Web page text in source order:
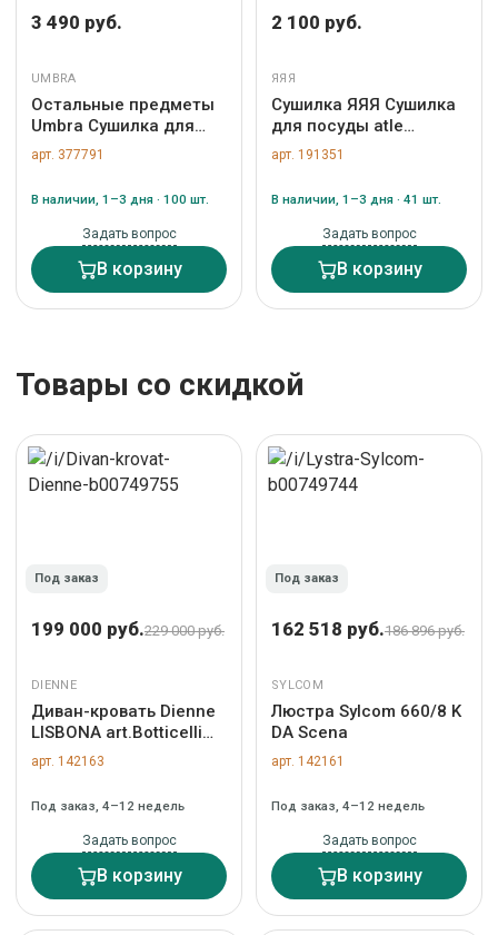
3 490 руб.
UMBRA
Остальные предметы
Umbra Сушилка для
посуды sinkin,
28х14х35,5 см, черная
арт. 377791
В наличии, 1–3 дня · 100 шт.
Задать вопрос
В корзину
2 100 руб.
ЯЯЯ
Сушилка ЯЯЯ Сушилка
для посуды atle
раздвижная малая,
серая арт. SS00009
арт. 191351
В наличии, 1–3 дня · 41 шт.
Задать вопрос
В корзину
Товары со скидкой
Под заказ
199 000 руб.229 000 руб.
DIENNE
Диван-кровать Dienne
LISBONA art.Botticelli
CREAM
арт. 142163
Под заказ, 4–12 недель
Задать вопрос
В корзину
Под заказ
162 518 руб.186 896 руб.
SYLCOM
Люстра Sylcom 660/8 K
DA Scena
арт. 142161
Под заказ, 4–12 недель
Задать вопрос
В корзину